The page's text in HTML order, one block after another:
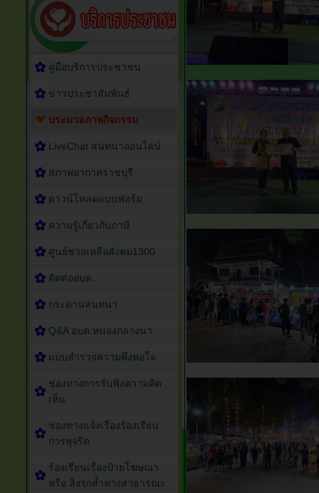
คู่มือบริการประชาชน
ข่าวประชาสัมพันธ์
ประมวลภาพกิจกรรม
LiveChat สนทนาออนไลน์
สภาพอากาศราชบุรี
ดาวน์โหลดแบบฟอร์ม
ความรู้เกี่ยวกับภาษี
ศูนย์ช่วยเหลือสังคม1300
ติดต่ออบต.
กระดานสนทนา
Q&A อบต.หนองกลางนา
แบบสำรวจความพึงพอใจ
ช่องทางการรับฟังความคิด
เห็น
ช่องทางแจ้งเรื่องร้องเรียน
การทุจริต
ร้องเรียนเรื่องป้ายโฆษณา
หรือ สิ่งรุกล้ำทางสาธารณะ